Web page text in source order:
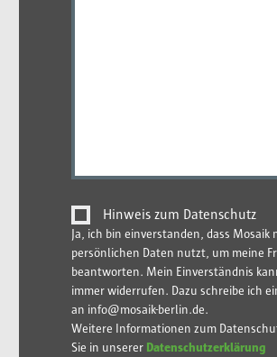
Hinweis zum Datenschutz
Ja, ich bin einverstanden, dass Mosaik
persönlichen Daten nutzt, um meine
beantworten. Mein Einverständnis
immer widerrufen. Dazu schreibe ich
an info@mosaik-berlin.de.
Weitere Informationen zum
Sie in unserer Datenschutzerklärung